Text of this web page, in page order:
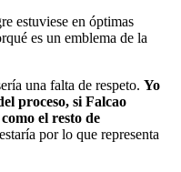
estuviese en óptimas
es un emblema de la
una falta de respeto. Yo
proceso, si Falcao
el resto de
por lo que representa